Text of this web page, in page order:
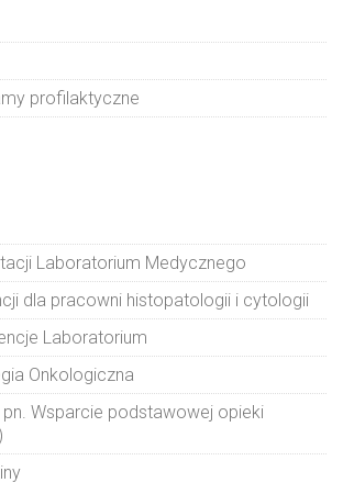
profilaktyczne
Laboratorium Medycznego
dla pracowni histopatologii i cytologii
Laboratorium
Onkologiczna
Wsparcie podstawowej opieki